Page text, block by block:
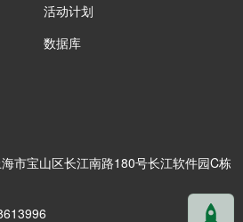
活动计划
数据库
市宝山区长江南路180号长江软件园C栋